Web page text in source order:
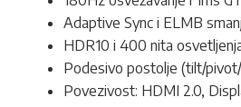
Adaptive Sync i ELMB
HDR10 i 400 nita
Podesivo postolje (tilt/
Povezivost: HDMI 2.0,